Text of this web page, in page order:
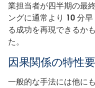
業担当者が四半期の最
ングに通常より 10 分
る成功を再現できるか
た。
因果関係の特性
一般的な手法には他に